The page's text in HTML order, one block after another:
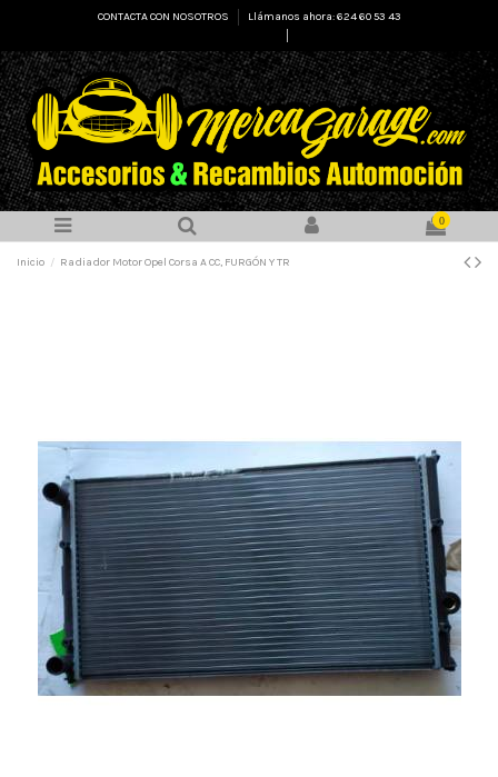
CONTACTA CON NOSOTROS
Llámanos ahora: 624 60 53 43
0
Inicio Radiador Motor Opel Corsa A CC, FURGÓN Y TR